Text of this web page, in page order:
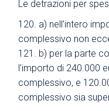
Le detrazioni per
a) nell’intero
complessivo non
b) per la parte
l’importo di 240.000
complessivo, e
complessivo sia